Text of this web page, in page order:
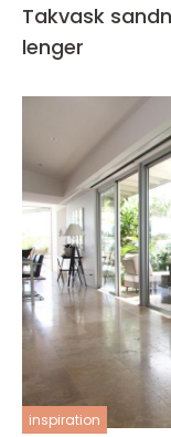
Takvask sandnes slik får du et tak
lenger
inspiration